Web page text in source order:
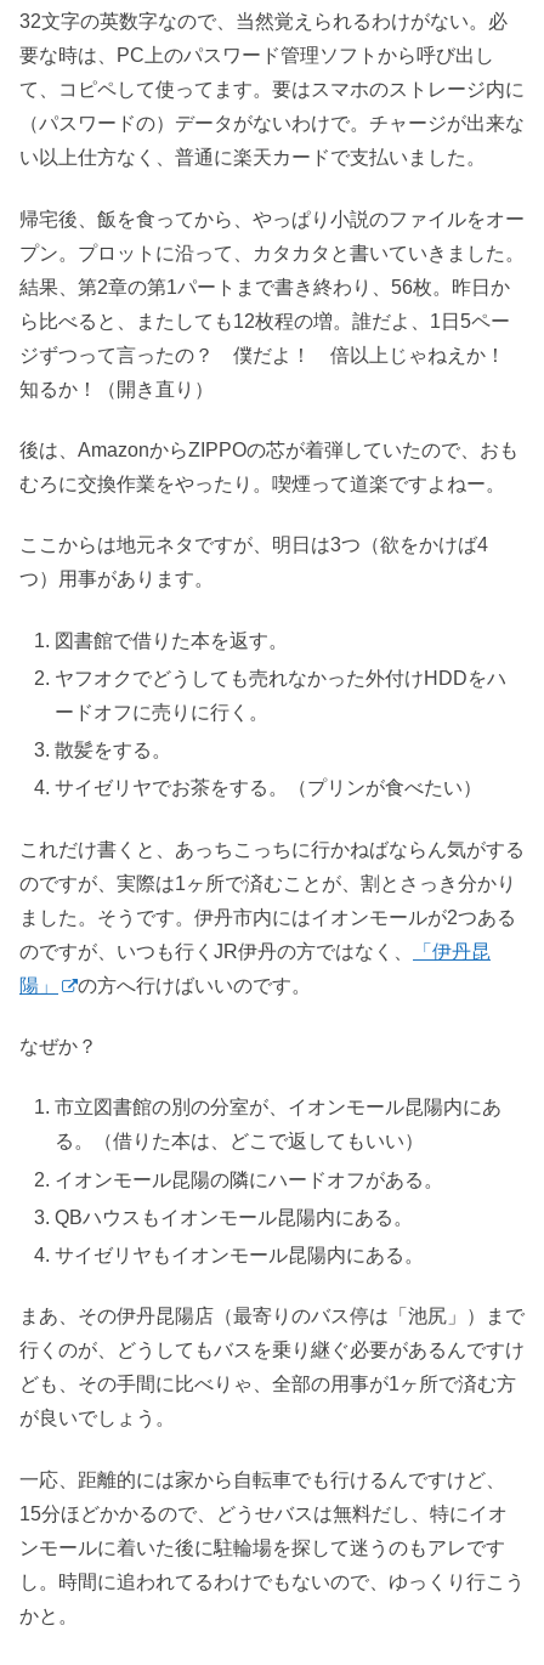
32文字の英数字なので、当然覚えられるわけがない。必
要な時は、PC上のパスワード管理ソフトから呼び出し
て、コピペして使ってます。要はスマホのストレージ内に
（パスワードの）データがないわけで。チャージが出来な
い以上仕方なく、普通に楽天カードで支払いました。
帰宅後、飯を食ってから、やっぱり小説のファイルをオー
プン。プロットに沿って、カタカタと書いていきました。
結果、第2章の第1パートまで書き終わり、56枚。昨日か
ら比べると、またしても12枚程の増。誰だよ、1日5ペー
ジずつって言ったの？ 僕だよ！ 倍以上じゃねえか！
知るか！（開き直り）
後は、AmazonからZIPPOの芯が着弾していたので、おも
むろに交換作業をやったり。喫煙って道楽ですよねー。
ここからは地元ネタですが、明日は3つ（欲をかけば4
つ）用事があります。
図書館で借りた本を返す。
ヤフオクでどうしても売れなかった外付けHDDをハ
ードオフに売りに行く。
散髪をする。
サイゼリヤでお茶をする。（プリンが食べたい）
これだけ書くと、あっちこっちに行かねばならん気がする
のですが、実際は1ヶ所で済むことが、割とさっき分かり
ました。そうです。伊丹市内にはイオンモールが2つある
のですが、いつも行くJR伊丹の方ではなく、
「伊丹昆
陽」
の方へ行けばいいのです。
なぜか？
市立図書館の別の分室が、イオンモール昆陽内にあ
る。（借りた本は、どこで返してもいい）
イオンモール昆陽の隣にハードオフがある。
QBハウスもイオンモール昆陽内にある。
サイゼリヤもイオンモール昆陽内にある。
まあ、その伊丹昆陽店（最寄りのバス停は「池尻」）まで
行くのが、どうしてもバスを乗り継ぐ必要があるんですけ
ども、その手間に比べりゃ、全部の用事が1ヶ所で済む方
が良いでしょう。
一応、距離的には家から自転車でも行けるんですけど、
15分ほどかかるので、どうせバスは無料だし、特にイオ
ンモールに着いた後に駐輪場を探して迷うのもアレです
し。時間に追われてるわけでもないので、ゆっくり行こう
かと。